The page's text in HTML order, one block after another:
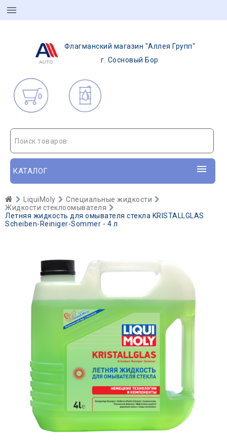
Флагманский магазин "Аллея Групп"
г. Сосновый Бор
0
Поиск товаров
КАТАЛОГ
LiquiMoly
Специальные жидкости
Жидкости стеклоомывателя
Летняя жидкость для омывателя стекла KRISTALLGLAS
Scheiben-Reiniger-Sommer - 4 л